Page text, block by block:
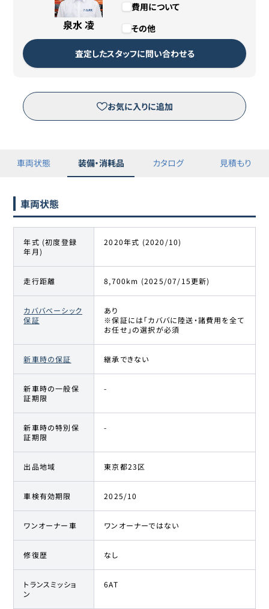
泉水 凌
費用について
その他
査定したスタッフに問い合わせる
お気に入りに追加
車両状態 装備・消耗品 カタログ 見積もり
車両状態
年式 (初度登録
年月)
2020年式 (2020/10)
走行距離 8,700km (2025/07/15更新)
カババベーシック
保証
あり
※保証には「カババに陸送・諸費用を全て
お任せ」の選択が必須
新車時の保証 継承できない
新車時の一般保
証期限
-
新車時の特別保
証期限
-
出品地域 東京都23区
車検有効期限 2025/10
ワンオーナー車 ワンオーナーではない
修復歴 なし
トランスミッショ
ン
6AT